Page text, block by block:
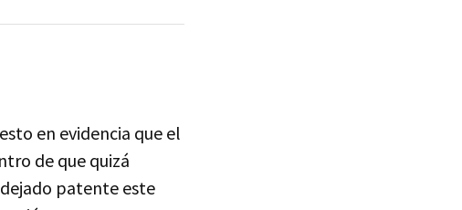
en evidencia que el
de que quizá
patente este